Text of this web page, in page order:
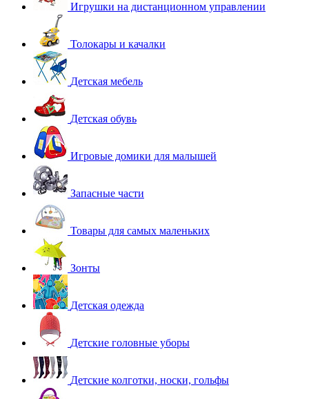
Игрушки на дистанционном управлении
Толокары и качалки
Детская мебель
Детская обувь
Игровые домики для малышей
Запасные части
Товары для самых маленьких
Зонты
Детская одежда
Детские головные уборы
Детские колготки, носки, гольфы